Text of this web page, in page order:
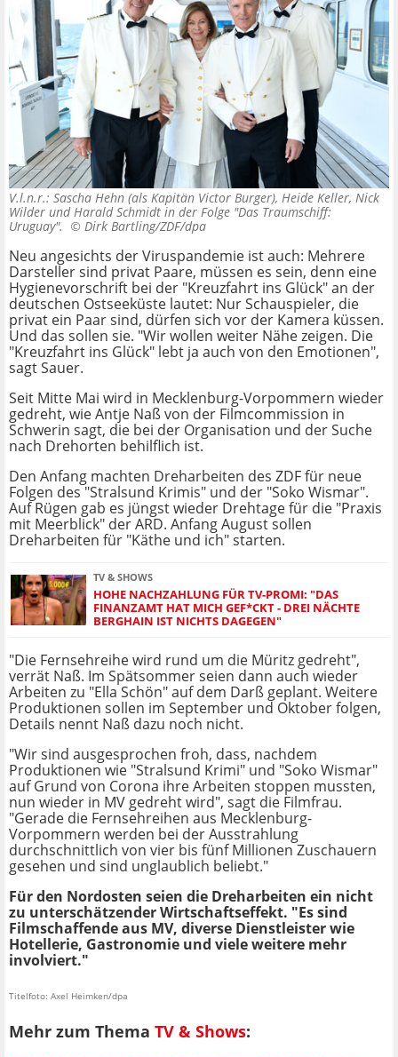
V.l.n.r.: Sascha Hehn (als Kapitän Victor Burger), Heide Keller, Nick
Wilder und Harald Schmidt in der Folge "Das Traumschiff:
Uruguay". © Dirk Bartling/ZDF/dpa
Neu angesichts der Viruspandemie ist auch: Mehrere
Darsteller sind privat Paare, müssen es sein, denn eine
Hygienevorschrift bei der "Kreuzfahrt ins Glück" an der
deutschen Ostseeküste lautet: Nur Schauspieler, die
privat ein Paar sind, dürfen sich vor der Kamera küssen.
Und das sollen sie. "Wir wollen weiter Nähe zeigen. Die
"Kreuzfahrt ins Glück" lebt ja auch von den Emotionen",
sagt Sauer.
Seit Mitte Mai wird in Mecklenburg-Vorpommern wieder
gedreht, wie Antje Naß von der Filmcommission in
Schwerin sagt, die bei der Organisation und der Suche
nach Drehorten behilflich ist.
Den Anfang machten Dreharbeiten des ZDF für neue
Folgen des "Stralsund Krimis" und der "Soko Wismar".
Auf Rügen gab es jüngst wieder Drehtage für die "Praxis
mit Meerblick" der ARD. Anfang August sollen
Dreharbeiten für "Käthe und ich" starten.
TV & SHOWS
HOHE NACHZAHLUNG FÜR TV-PROMI: "DAS
FINANZAMT HAT MICH GEF*CKT - DREI NÄCHTE
BERGHAIN IST NICHTS DAGEGEN"
"Die Fernsehreihe wird rund um die Müritz gedreht",
verrät Naß. Im Spätsommer seien dann auch wieder
Arbeiten zu "Ella Schön" auf dem Darß geplant. Weitere
Produktionen sollen im September und Oktober folgen,
Details nennt Naß dazu noch nicht.
"Wir sind ausgesprochen froh, dass, nachdem
Produktionen wie "Stralsund Krimi" und "Soko Wismar"
auf Grund von Corona ihre Arbeiten stoppen mussten,
nun wieder in MV gedreht wird", sagt die Filmfrau.
"Gerade die Fernsehreihen aus Mecklenburg-
Vorpommern werden bei der Ausstrahlung
durchschnittlich von vier bis fünf Millionen Zuschauern
gesehen und sind unglaublich beliebt."
Für den Nordosten seien die Dreharbeiten ein nicht
zu unterschätzender Wirtschaftseffekt. "Es sind
Filmschaffende aus MV, diverse Dienstleister wie
Hotellerie, Gastronomie und viele weitere mehr
involviert."
Titelfoto: Axel Heimken/dpa
Mehr zum Thema TV & Shows: